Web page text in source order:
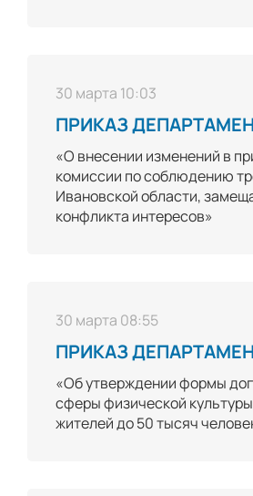
30 марта 10:03
ПРИКАЗ
«О внесении изменений в
комиссии по соблюдению
Ивановской области,
конфликта интересов»
30 марта 08:55
ПРИКАЗ
«Об утверждении формы
сферы физической
жителей до 50 тысяч